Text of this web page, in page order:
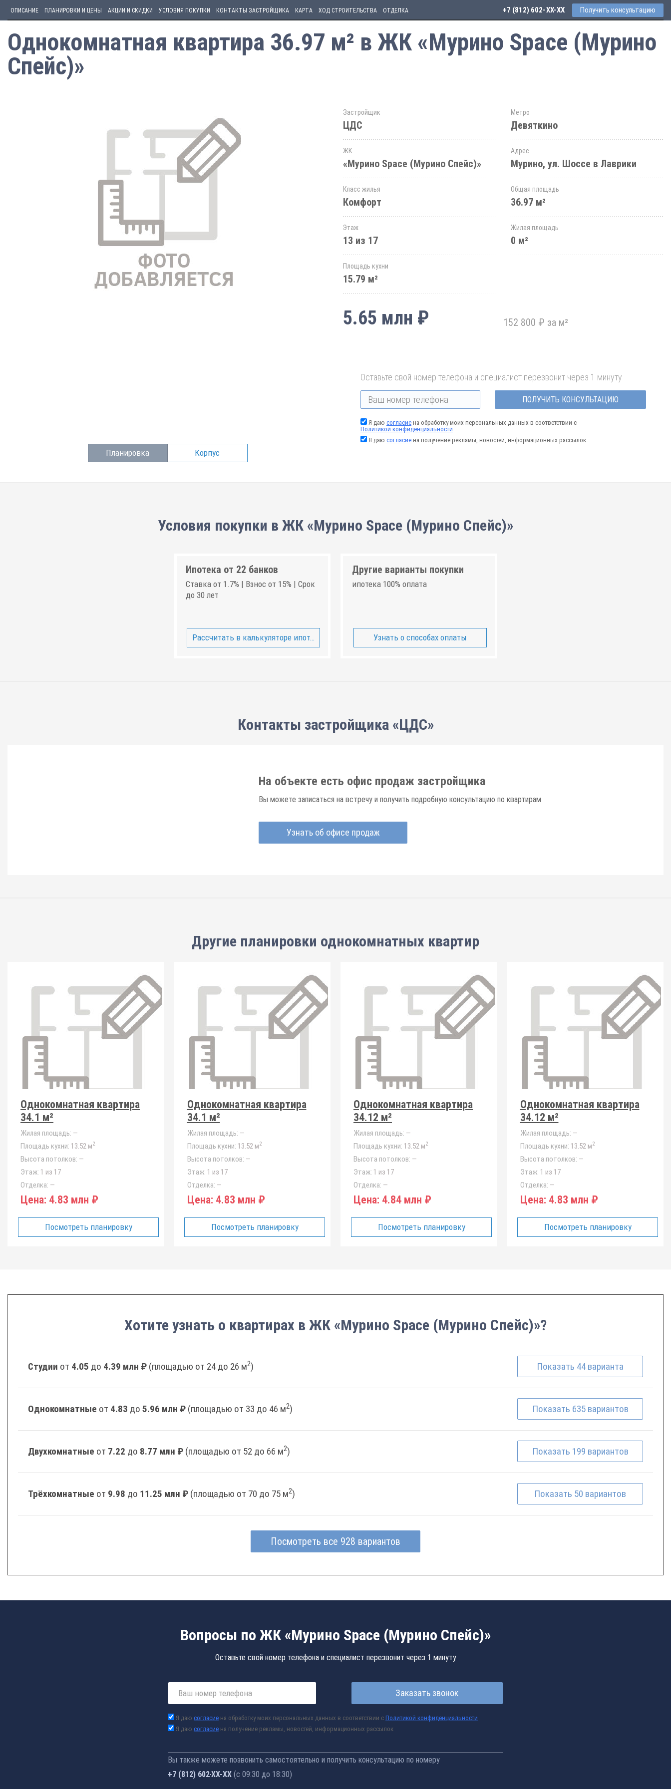
ОПИСАНИЕ ПЛАНИРОВКИ И ЦЕНЫ АКЦИИ И СКИДКИ УСЛОВИЯ ПОКУПКИ КОНТАКТЫ ЗАСТРОЙЩИКА КАРТА ХОД СТРОИТЕЛЬСТВА ОТДЕЛКА +7 (812) 602-44-77 Получить консультацию
Однокомнатная квартира 36.97 м² в ЖК «Мурино Space (Мурино
Спейс)»
Планировка Корпус
Застройщик
ЦДС
Метро
Девяткино
ЖК
«Мурино Space (Мурино Спейс)»
Адрес
Мурино, ул. Шоссе в Лаврики
Класс жилья
Комфорт
Общая площадь
36.97 м²
Этаж
13 из 17
Жилая площадь
0 м²
Площадь кухни
15.79 м²
5.65 млн ₽ 152 800 ₽ за м²
Оставьте свой номер телефона и специалист перезвонит через 1 минуту
ПОЛУЧИТЬ КОНСУЛЬТАЦИЮ
Я даю согласие на обработку моих персональных данных в соответствии с
Политикой конфиденциальности
Я даю согласие на получение рекламы, новостей, информационных рассылок
Условия покупки в ЖК «Мурино Space (Мурино Спейс)»
Ипотека от 22 банков
Ставка от 1.7% | Взнос от 15% | Срок
до 30 лет
Рассчитать в калькуляторе ипотеки
Другие варианты покупки
ипотека 100% оплата
Узнать о способах оплаты
Контакты застройщика «ЦДС»
На объекте есть офис продаж застройщика
Вы можете записаться на встречу и получить подробную консультацию по квартирам
Узнать об офисе продаж
Другие планировки однокомнатных квартир
Однокомнатная квартира
34.1 м²
Жилая площадь: —
Площадь кухни: 13.52 м2
Высота потолков: —
Этаж: 1 из 17
Отделка: —
Цена: 4.83 млн ₽
Посмотреть планировку
Однокомнатная квартира
34.1 м²
Жилая площадь: —
Площадь кухни: 13.52 м2
Высота потолков: —
Этаж: 1 из 17
Отделка: —
Цена: 4.83 млн ₽
Посмотреть планировку
Однокомнатная квартира
34.12 м²
Жилая площадь: —
Площадь кухни: 13.52 м2
Высота потолков: —
Этаж: 1 из 17
Отделка: —
Цена: 4.84 млн ₽
Посмотреть планировку
Однокомнатная квартира
34.12 м²
Жилая площадь: —
Площадь кухни: 13.52 м2
Высота потолков: —
Этаж: 1 из 17
Отделка: —
Цена: 4.83 млн ₽
Посмотреть планировку
Хотите узнать о квартирах в ЖК «Мурино Space (Мурино Спейс)»?
Студии от 4.05 до 4.39 млн ₽ (площадью от 24 до 26 м2) Показать 44 варианта
Однокомнатные от 4.83 до 5.96 млн ₽ (площадью от 33 до 46 м2) Показать 635 вариантов
Двухкомнатные от 7.22 до 8.77 млн ₽ (площадью от 52 до 66 м2) Показать 199 вариантов
Трёхкомнатные от 9.98 до 11.25 млн ₽ (площадью от 70 до 75 м2) Показать 50 вариантов
Посмотреть все 928 вариантов
Вопросы по ЖК «Мурино Space (Мурино Спейс)»
Оставьте свой номер телефона и специалист перезвонит через 1 минуту
Заказать звонок
Я даю согласие на обработку моих персональных данных в соответствии с Политикой конфиденциальности
Я даю согласие на получение рекламы, новостей, информационных рассылок
Вы также можете позвонить самостоятельно и получить консультацию по номеру
+7 (812) 602-44-77 (с 09:30 до 18:30)